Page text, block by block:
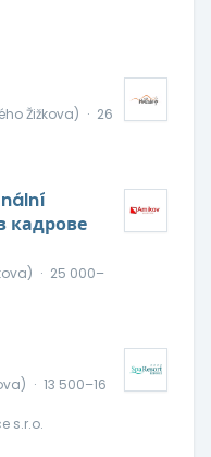
Žižkova) · 26
кадрове
· 25 000–
· 13 500–16
s.r.o.